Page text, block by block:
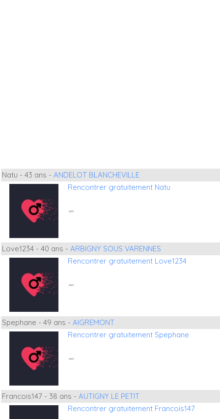
Natu - 43 ans - ANDELOT BLANCHEVILLE
Rencontrer gratuitement Natu
""
Love1234 - 40 ans - ARBIGNY SOUS VARENNES
Rencontrer gratuitement Love1234
""
Spephane - 49 ans - AIGREMONT
Rencontrer gratuitement Spephane
""
Francois147 - 38 ans - AUTIGNY LE PETIT
Rencontrer gratuitement Francois147